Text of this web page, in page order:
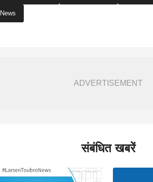
ADVERTISEMENT
संबंधित खबरें